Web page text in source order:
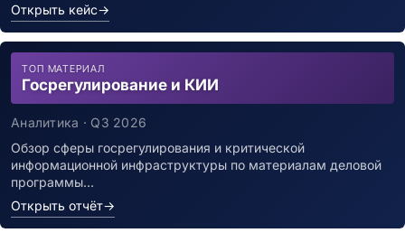
Открыть кейс→
ТОП МАТЕРИАЛ
Госрегулирование и КИИ
Аналитика · Q3 2026
Обзор сферы госрегулирования и критической
информационной инфраструктуры по материалам деловой
программы…
Открыть отчёт→